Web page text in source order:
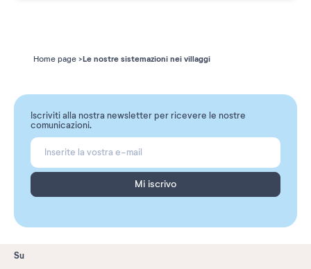
Home page Le nostre sistemazioni nei villaggi
Iscriviti alla nostra newsletter per ricevere le nostre
comunicazioni.
Mi iscrivo
Su